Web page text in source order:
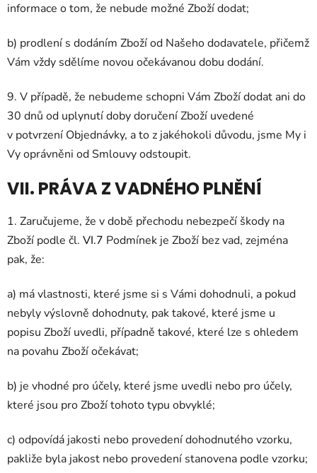
informace o tom, že nebude možné Zboží dodat;
b) prodlení s dodáním Zboží od Našeho dodavatele, přičemž
Vám vždy sdělíme novou očekávanou dobu dodání.
9. V případě, že nebudeme schopni Vám Zboží dodat ani do
30 dnů od uplynutí doby doručení Zboží uvedené
v potvrzení Objednávky, a to z jakéhokoli důvodu, jsme My i
Vy oprávněni od Smlouvy odstoupit.
VII. PRÁVA Z VADNÉHO PLNĚNÍ
1. Zaručujeme, že v době přechodu nebezpečí škody na
Zboží podle čl. VI.7 Podmínek je Zboží bez vad, zejména
pak, že:
a) má vlastnosti, které jsme si s Vámi dohodnuli, a pokud
nebyly výslovně dohodnuty, pak takové, které jsme u
popisu Zboží uvedli, případně takové, které lze s ohledem
na povahu Zboží očekávat;
b) je vhodné pro účely, které jsme uvedli nebo pro účely,
které jsou pro Zboží tohoto typu obvyklé;
c) odpovídá jakosti nebo provedení dohodnutého vzorku,
pakliže byla jakost nebo provedení stanovena podle vzorku;